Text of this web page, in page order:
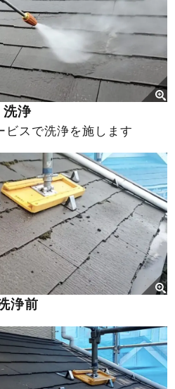
洗浄
ビスで洗浄を施します
浄前